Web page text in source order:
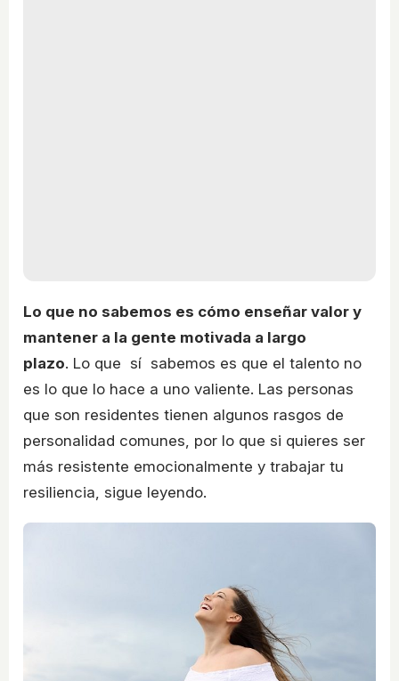
Lo que no sabemos es cómo enseñar valor y
mantener a la gente motivada a largo
plazo. Lo que sí sabemos es que el talento no
es lo que lo hace a uno valiente. Las personas
que son residentes tienen algunos rasgos de
personalidad comunes, por lo que si quieres ser
más resistente emocionalmente y trabajar tu
resiliencia, sigue leyendo.